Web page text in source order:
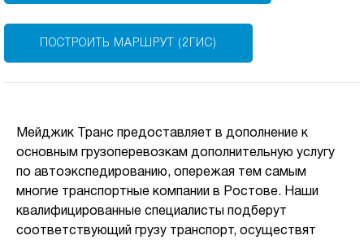
ПОСТРОИТЬ МАРШРУТ (2ГИС)
Мейджик Транс предоставляет в дополнение к
основным грузоперевозкам дополнительную услугу
по автоэкспедированию, опережая тем самым
многие транспортные компании в Ростове. Наши
квалифицированные специалисты подберут
соответствующий грузу транспорт, осуществят